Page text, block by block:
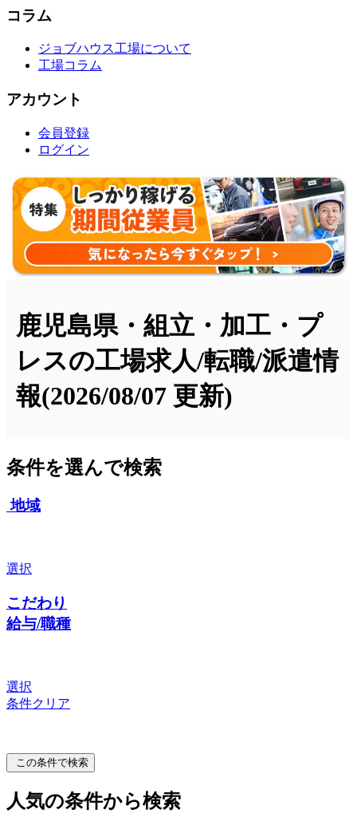
コラム
ジョブハウス工場について
工場コラム
アカウント
会員登録
ログイン
鹿児島県・組立・加工・プ
レスの工場求人/転職/派遣情
報(2026/08/07 更新)
条件を選んで検索
地域
選択
こだわり
給与/職種
選択
条件クリア
この条件で検索
人気の条件から検索